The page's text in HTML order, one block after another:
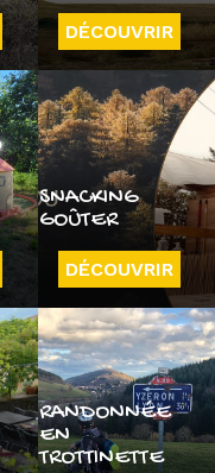
DÉCOUVRIR
SNACKING
GOÛTER
DÉCOUVRIR
RANDONNÉE
EN
TROTTINETTE